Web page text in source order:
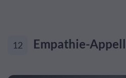
12 Empathie-Appell